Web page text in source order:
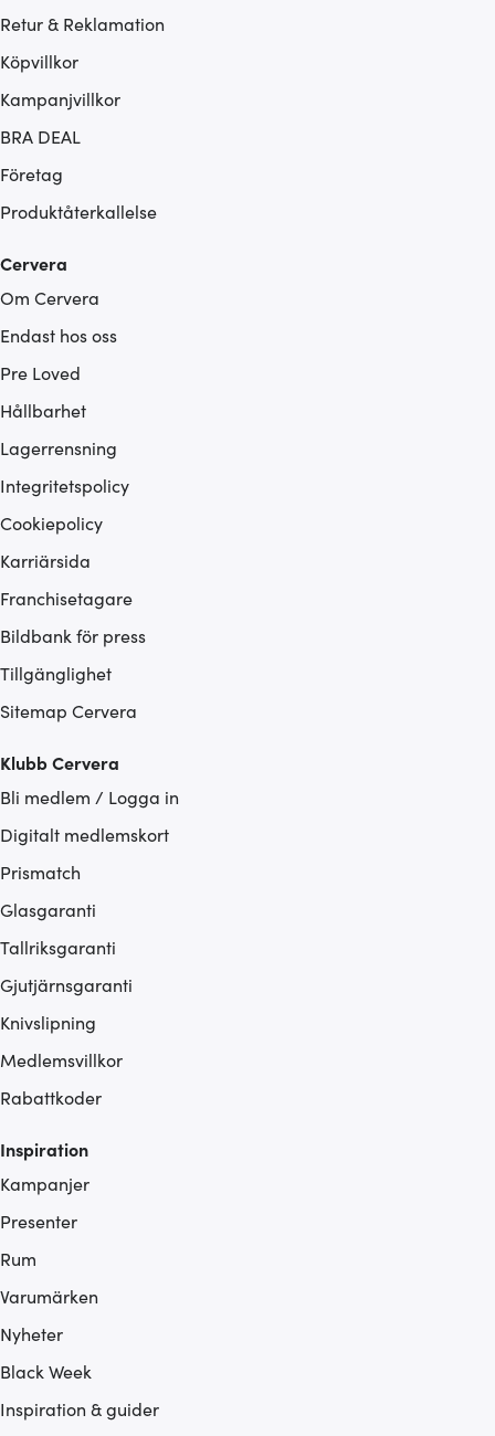
Retur & Reklamation
Köpvillkor
Kampanjvillkor
BRA DEAL
Företag
Produktåterkallelse
Cervera
Om Cervera
Endast hos oss
Pre Loved
Hållbarhet
Lagerrensning
Integritetspolicy
Cookiepolicy
Karriärsida
Franchisetagare
Bildbank för press
Tillgänglighet
Sitemap Cervera
Klubb Cervera
Bli medlem / Logga in
Digitalt medlemskort
Prismatch
Glasgaranti
Tallriksgaranti
Gjutjärnsgaranti
Knivslipning
Medlemsvillkor
Rabattkoder
Inspiration
Kampanjer
Presenter
Rum
Varumärken
Nyheter
Black Week
Inspiration & guider